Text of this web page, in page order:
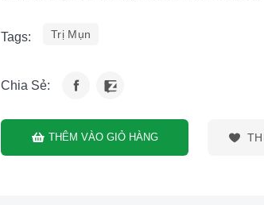
Tags: Trị Mụn
Chia Sẻ:
THÊM VÀO GIỎ HÀNG